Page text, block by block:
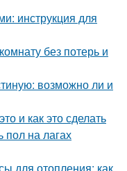
инструкция для
без потерь и
возможно ли и
и как это сделать
пол на лагах